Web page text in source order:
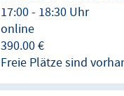
17:00 - 18:30 Uhr
online
390.00 €
Freie Plätze sind